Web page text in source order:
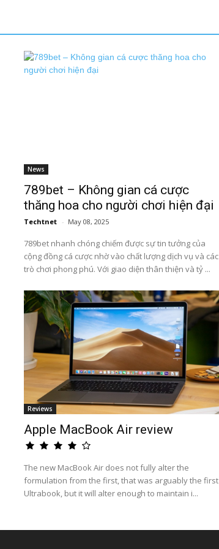
News
789bet – Không gian cá cược
thăng hoa cho người chơi hiện đại
Techtnet - May 08, 2025
789bet nhanh chóng chiếm được sự tin tưởng của
cộng đồng cá cược nhờ vào chất lượng dịch vụ và các
trò chơi phong phú. Với giao diện thân thiện và tỷ ...
Reviews
Apple MacBook Air review
The new MacBook Air does not fully alter the
formulation from the first, that was arguably the first
Ultrabook, but it will alter enough to maintain i...